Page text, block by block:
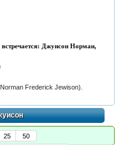
Джуисон Норман,
Frederick Jewison).
25
50